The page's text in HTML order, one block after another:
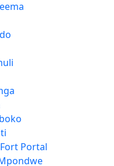
Portal